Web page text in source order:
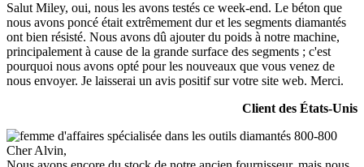
Salut Miley, oui, nous les avons testés ce week-end. Le béton que
nous avons poncé était extrêmement dur et les segments diamantés
ont bien résisté. Nous avons dû ajouter du poids à notre machine,
principalement à cause de la grande surface des segments ; c'est
pourquoi nous avons opté pour les nouveaux que vous venez de
nous envoyer. Je laisserai un avis positif sur votre site web. Merci.
Client des États-Unis
Cher Alvin,